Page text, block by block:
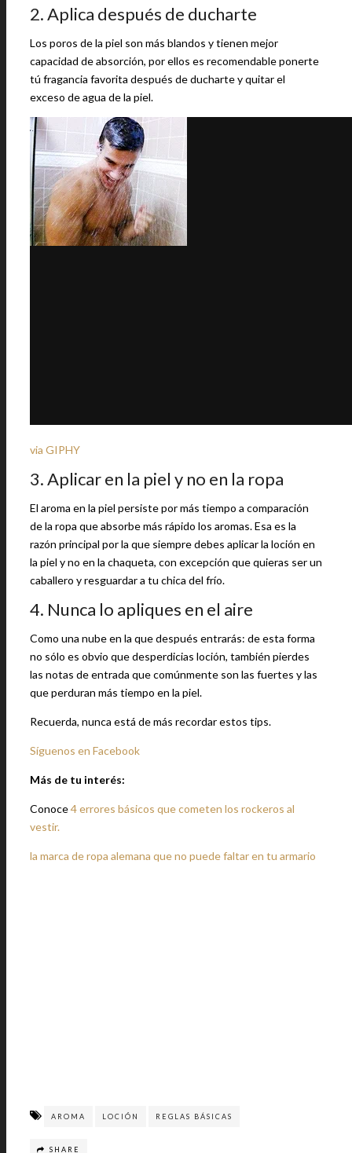
2. Aplica después de ducharte
Los poros de la piel son más blandos y tienen mejor
capacidad de absorción, por ellos es recomendable ponerte
tú fragancia favorita después de ducharte y quitar el
exceso de agua de la piel.
via GIPHY
3. Aplicar en la piel y no en la ropa
El aroma en la piel persiste por más tiempo a comparación
de la ropa que absorbe más rápido los aromas. Esa es la
razón principal por la que siempre debes aplicar la loción en
la piel y no en la chaqueta, con excepción que quieras ser un
caballero y resguardar a tu chica del frío.
4. Nunca lo apliques en el aire
Como una nube en la que después entrarás: de esta forma
no sólo es obvio que desperdicias loción, también pierdes
las notas de entrada que comúnmente son las fuertes y las
que perduran más tiempo en la piel.
Recuerda, nunca está de más recordar estos tips.
Síguenos en Facebook
Más de tu interés:
Conoce4 errores básicos que cometen los rockeros al
vestir.
la marca de ropa alemana que no puede faltar en tu armario
AROMA LOCIÓN REGLAS BÁSICAS
SHARE